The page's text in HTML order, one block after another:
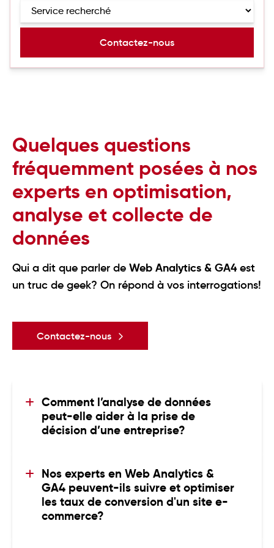
Quelques questions
fréquemment posées à nos
experts en optimisation,
analyse et collecte de
données
Qui a dit que parler de Web Analytics & GA4est
un truc de geek? On répond à vos interrogations!
Contactez-nous
Comment l’analyse de données
peut-elle aider à la prise de
décision d’une entreprise?
de décision d’une entreprise, car elle
transforme les observations en faits. Au lieu
de vous fier à votre intuition, vous pouvez
baser vos décisions sur des chiffres précis et
Nos experts en Web Analytics &
GA4 peuvent-ils suivre et optimiser
les taux de conversion d'un site e-
commerce?